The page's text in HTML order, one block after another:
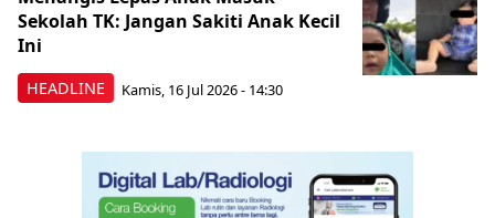
HEADLINE
Sekolah TK: Jangan Sakiti Anak Kecil
Ini
Kamis, 16 Jul 2026 - 14:30